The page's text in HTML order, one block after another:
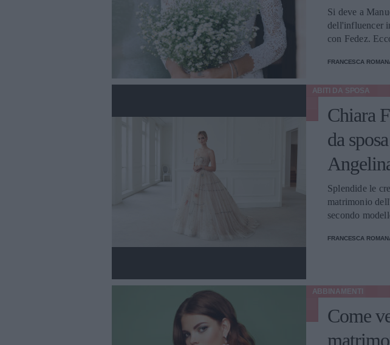
Si deve a
dell'influencer
con Fedez.
FRANCESCA
ABITI DA SPOSA
Chiara
da
Splendide le
matrimonio
secondo
Angie.
FRANCESCA
ABBINAMENTI
Come